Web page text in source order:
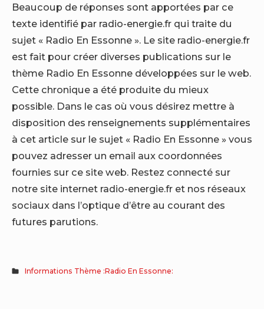
Beaucoup de réponses sont apportées par ce
texte identifié par radio-energie.fr qui traite du
sujet « Radio En Essonne ». Le site radio-energie.fr
est fait pour créer diverses publications sur le
thème Radio En Essonne développées sur le web.
Cette chronique a été produite du mieux
possible. Dans le cas où vous désirez mettre à
disposition des renseignements supplémentaires
à cet article sur le sujet « Radio En Essonne » vous
pouvez adresser un email aux coordonnées
fournies sur ce site web. Restez connecté sur
notre site internet radio-energie.fr et nos réseaux
sociaux dans l’optique d’être au courant des
futures parutions.
Informations Thème :Radio En Essonne: